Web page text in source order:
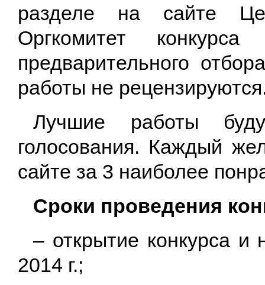
разделе на сайте
Оргкомитет
предварительного
работы не
Лучшие работы
голосования. Каждый
сайте за 3 наиболее
Сроки проведения
– открытие конкурса
2014 г.;